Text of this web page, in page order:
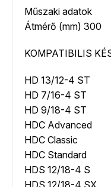
Műszaki adatok
Átmérő (mm) 300
KOMPATIBILIS
HD 13/12-4 ST
HD 7/16-4 ST
HD 9/18-4 ST
HDC Advanced
HDC Classic
HDC Standard
HDS 12/18-4 S
HDS 12/18-4 SX